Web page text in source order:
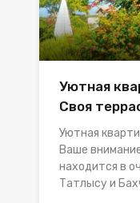
Уютная
Своя
Уютная
Ваше
находится в
Татлысу и